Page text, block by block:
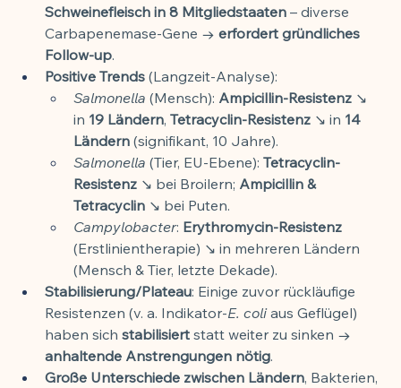
Schweinefleisch in 8 Mitgliedstaaten – diverse
Carbapenemase-Gene → erfordert gründliches
Follow-up.
Positive Trends (Langzeit-Analyse):
Salmonella (Mensch): Ampicillin-Resistenz ↘
in 19 Ländern, Tetracyclin-Resistenz ↘ in 14
Ländern (signifikant, 10 Jahre).
Salmonella (Tier, EU-Ebene): Tetracyclin-
Resistenz ↘ bei Broilern; Ampicillin &
Tetracyclin ↘ bei Puten.
Campylobacter: Erythromycin-Resistenz
(Erstlinientherapie) ↘ in mehreren Ländern
(Mensch & Tier, letzte Dekade).
Stabilisierung/Plateau: Einige zuvor rückläufige
Resistenzen (v. a. Indikator-E. coli aus Geflügel)
haben sich stabilisiert statt weiter zu sinken →
anhaltende Anstrengungen nötig.
Große Unterschiede zwischen Ländern, Bakterien,